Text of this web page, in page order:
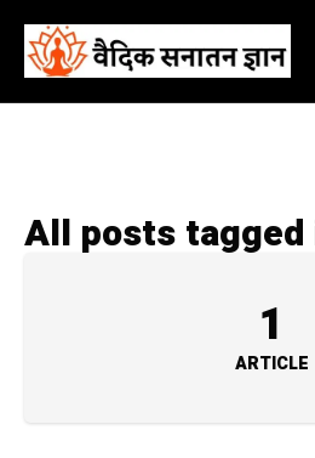
All posts tagged
1
ARTICLE